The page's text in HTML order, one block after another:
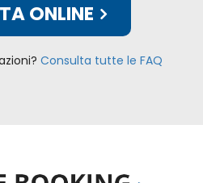
ONLINE
Consulta tutte le FAQ